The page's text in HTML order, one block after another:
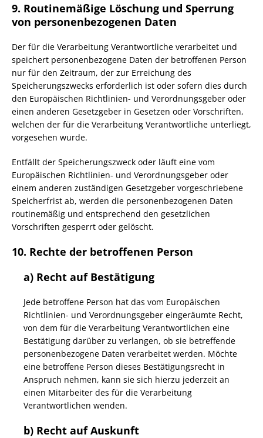
9. Routinemäßige Löschung und Sperrung
von personenbezogenen Daten
Der für die Verarbeitung Verantwortliche verarbeitet und
speichert personenbezogene Daten der betroffenen Person
nur für den Zeitraum, der zur Erreichung des
Speicherungszwecks erforderlich ist oder sofern dies durch
den Europäischen Richtlinien- und Verordnungsgeber oder
einen anderen Gesetzgeber in Gesetzen oder Vorschriften,
welchen der für die Verarbeitung Verantwortliche unterliegt,
vorgesehen wurde.
Entfällt der Speicherungszweck oder läuft eine vom
Europäischen Richtlinien- und Verordnungsgeber oder
einem anderen zuständigen Gesetzgeber vorgeschriebene
Speicherfrist ab, werden die personenbezogenen Daten
routinemäßig und entsprechend den gesetzlichen
Vorschriften gesperrt oder gelöscht.
10. Rechte der betroffenen Person
a) Recht auf Bestätigung
Jede betroffene Person hat das vom Europäischen
Richtlinien- und Verordnungsgeber eingeräumte Recht,
von dem für die Verarbeitung Verantwortlichen eine
Bestätigung darüber zu verlangen, ob sie betreffende
personenbezogene Daten verarbeitet werden. Möchte
eine betroffene Person dieses Bestätigungsrecht in
Anspruch nehmen, kann sie sich hierzu jederzeit an
einen Mitarbeiter des für die Verarbeitung
Verantwortlichen wenden.
b) Recht auf Auskunft